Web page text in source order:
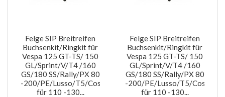
Felge SIP Breitreifen
Buchsenkit/Ringkit für
Vespa 125 GT-TS/ 150
GL/Sprint/V/T4 /160
GS/180 SS/Rally/PX 80
-200/PE/Lusso/T5/Cosa,
für 110 -130...
Felge SIP Breitreifen
Buchsenkit/Ringkit für
Vespa 125 GT-TS/ 150
GL/Sprint/V/T4 /160
GS/180 SS/Rally/PX 80
-200/PE/Lusso/T5/Cosa,
für 110 -130...